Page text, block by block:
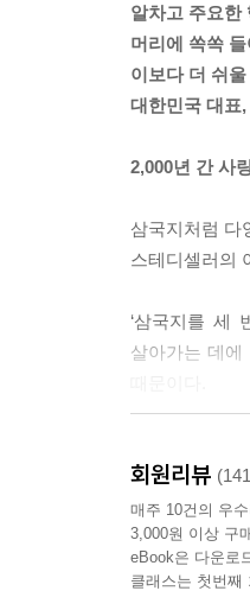
느닷없는 장
“주모, 술 한
하늘이 쩍 깔
‘오늘 참 희한
나룻가 가슴팍
“주인장 술 빨
“아이고, 뭐가
“술 마시고 의
순간, 장비와
유비가 존칭을
“관우라고 합
게 그를 죽이
싶어 의군에
알차고 주요한
머리에 쏙쏙
이보다 더 쉬
대한민국 대표,
2,000년 간 사
삼국지처럼 다
스테디셀러의
‘삼국지를 세
살아가는 데에
쟁취하기 위
리더들이 가장
설민석표 큐레
회원리뷰
매주 10건의 우
3,000원 이상 구
eBook은 다운로
클래스는 첫번째